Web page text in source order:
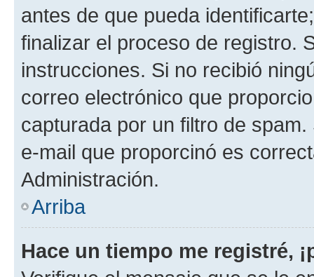
antes de que pueda
finalizar el proceso de registro.
instrucciones. Si no recibió
correo electrónico que
capturada por un filtro de
e-mail que proporcinó es
Administración.
Arriba
Hace un tiempo me registré,